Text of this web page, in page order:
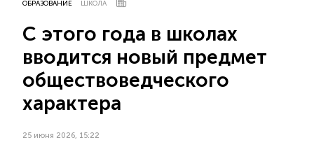
ОБРАЗОВАНИЕ ШКОЛА
С этого года в школах
вводится новый предмет
обществоведческого
характера
25 июня 2026, 15:22